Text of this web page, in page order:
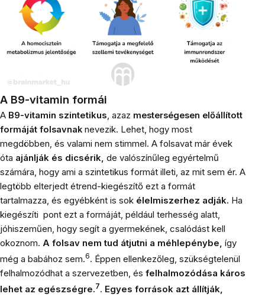
A B9-vitamin formái
A B9-vitamin szintetikus, azaz mesterségesen előállított
formáját folsavnak nevezik. Lehet, hogy most
megdöbben, és valami nem stimmel. A folsavat már évek
óta ajánlják és dicsérik, de valószínűleg egyértelmű
számára, hogy ami a szintetikus formát illeti, az mit sem ér. A
legtöbb elterjedt étrend-kiegészítő ezt a formát
tartalmazza, és egyébként is sok élelmiszerhez adják. Ha
kiegészíti pont ezt a formáját, például terhesség alatt,
jóhiszeműen, hogy segít a gyermekének, csalódást kell
okoznom. A folsav nem tud átjutni a méhlepénybe, így
még a babához sem.6. Éppen ellenkezőleg, szükségtelenül
felhalmozódhat a szervezetben, és felhalmozódása káros
lehet az egészségre.7. Egyes források azt állítják,